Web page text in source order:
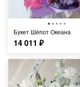
Букет Шёпот Океана
14 011 ₽